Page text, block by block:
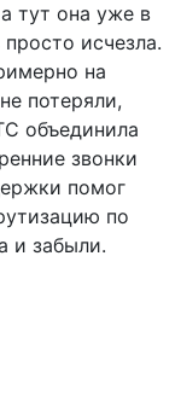
тут она уже в
исчезла.
на
потеряли,
объединила
звонки
помог
по
и забыли.